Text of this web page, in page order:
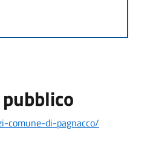
comune-di-pagnacco/